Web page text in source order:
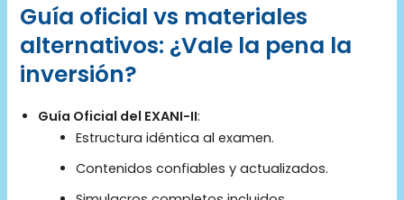
Guía oficial vs materiales
alternativos: ¿Vale la pena la
inversión?
Guía Oficial del EXANI-II:
Estructura idéntica al examen.
Contenidos confiables y actualizados.